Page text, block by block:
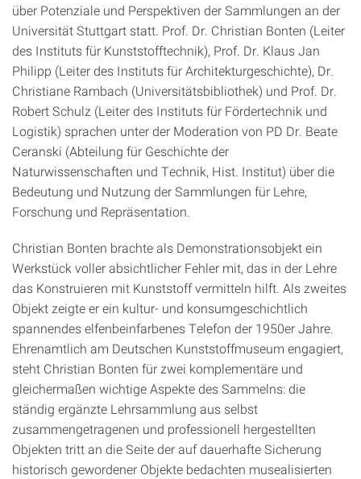
über Potenziale und Perspektiven der Sammlungen an der
Universität Stuttgart statt. Prof. Dr. Christian Bonten (Leiter
des Instituts für Kunststofftechnik), Prof. Dr. Klaus Jan
Philipp (Leiter des Instituts für Architekturgeschichte), Dr.
Christiane Rambach (Universitätsbibliothek) und Prof. Dr.
Robert Schulz (Leiter des Instituts für Fördertechnik und
Logistik) sprachen unter der Moderation von PD Dr. Beate
Ceranski (Abteilung für Geschichte der
Naturwissenschaften und Technik, Hist. Institut) über die
Bedeutung und Nutzung der Sammlungen für Lehre,
Forschung und Repräsentation.
Christian Bonten brachte als Demonstrationsobjekt ein
Werkstück voller absichtlicher Fehler mit, das in der Lehre
das Konstruieren mit Kunststoff vermitteln hilft. Als zweites
Objekt zeigte er ein kultur- und konsumgeschichtlich
spannendes elfenbeinfarbenes Telefon der 1950er Jahre.
Ehrenamtlich am Deutschen Kunststoffmuseum engagiert,
steht Christian Bonten für zwei komplementäre und
gleichermaßen wichtige Aspekte des Sammelns: die
ständig ergänzte Lehrsammlung aus selbst
zusammengetragenen und professionell hergestellten
Objekten tritt an die Seite der auf dauerhafte Sicherung
historisch gewordener Objekte bedachten musealisierten